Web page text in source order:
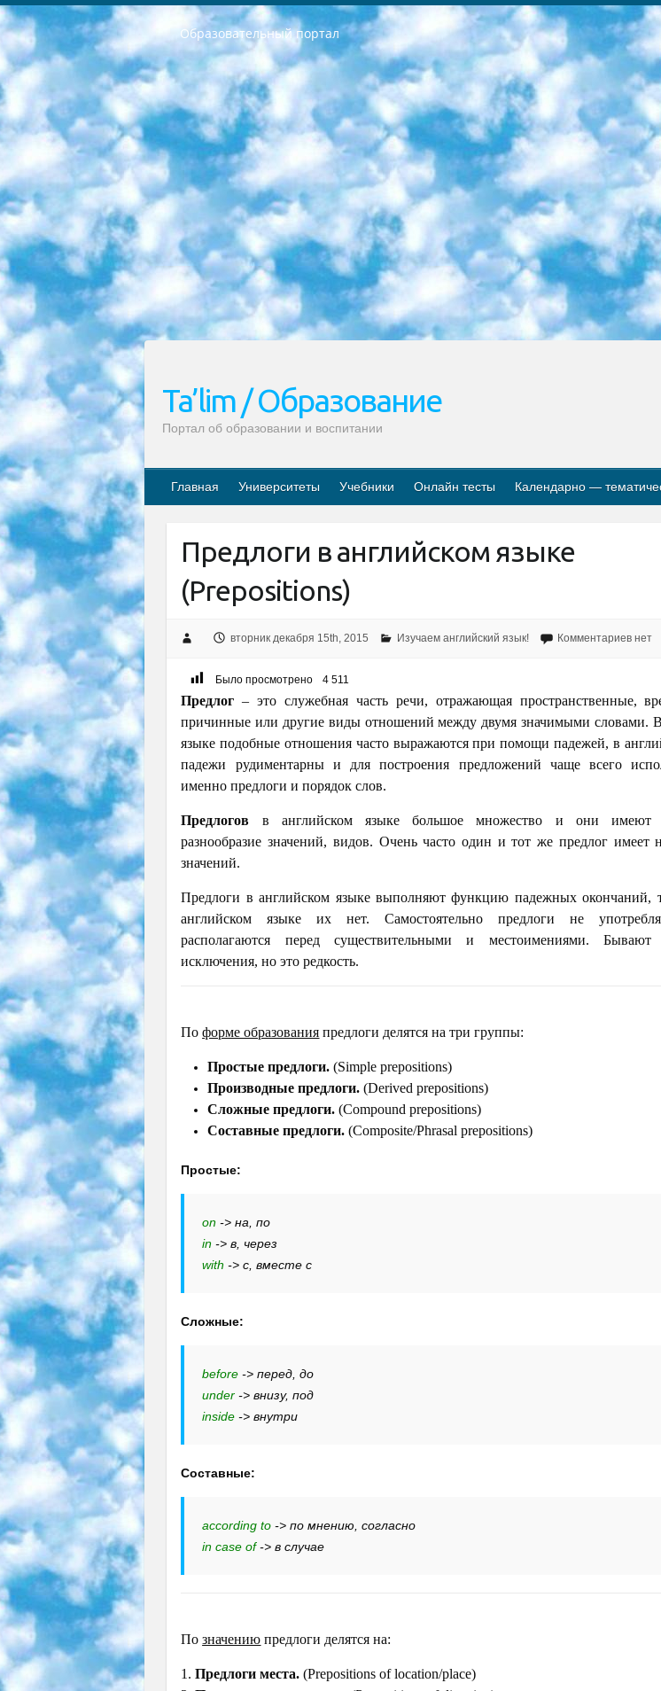
Образовательный портал
РЕСПУБЛИКА УЗБЕКИСТАН МИНИСТРЕРСТВО ДОШКОЛЬНОГО И ШКОЛЬНОГО ОБРАЗОВАНИЯ КОМАНДА в общеобразовательных учреждениях в 2023-2024 учебном году организация и проведение итоговой государственной аттестации обучающихся о Министра дошкольного и школьного образования Республики Узбекистан от 4 марта 2008 года (постановлением Минюста от 20 марта 2008 года № 1778 государственной регистрации) «Итоговое состояние учащихся общего среднего образования на основании положения об утверждении положения об аттестации общего среднего образования выпускной экзамен студентов в образовательных учреждениях в 2023-2024 учебном году В целях организации и прохождения аттестации приказываю: 1. Следующее: перечень предметов, по которым будет проводиться итоговая государственная аттестация и экзамен формы перевода согласно приложению 1; сертификаты международного образца, оценивающие уровень владения иностранными языками перечень согласно приложению 2; 2. Педагогический при специализированных образовательных учреждениях. научно-практический центр квалификации и международной оценки (Д.Давидова) 2024 г. До 25 марта: задания по предметам, по которым будет проводиться итоговая аттестация разработка и утверждение технических условий; итоговая аттестация на основании разработанного предметного задания разработка вопросов по предметам (устно и письменно), экзамен передача; общеобразовательные средние школы и специальные учебные заведения учащиеся выпускных классов школ и интернатов в агентской системе подготовка базы данных экзаменационных материалов и критериев оценки; перевод базы экзаменационных материалов на все языки обучения подать в Республиканский образовательный центр для изготовления; варианты экзаменов на основе разработанных контрольных материалов пусть будут поставлены задачи формирования. 3. Республиканский образовательный центр (Ш.Худайкулов) до 5 апреля 2024 года. до: база данных предоставленных экзаменационных материалов на все языки обучения перевод и экспертиза; для слепых, слабовидящих, глухих, слабослышащих и умственно отсталых детей учащиеся выпускных классов специализированных школ и школ-интернатов база данных экзаменационных материалов на всех преподаваемых языках подготовка критериев оценки; специализированные школы для умственно отсталых детей и технологии для учащихся выпускных классов школ-интернатов разработка соответствующих рекомендаций и критериев проведения ЕГЭ по естествознанию давать задания. 4. Педагогический при специализированных образовательных учреждениях. Научно-практический центр навыков и международной оценки (Д.Давидова), Республика образовательный центр (Худайкулов Ш.) итоговый государственный аттестационный экзамен ориентирован на творческое и логическое мышление при подготовке базы материалов учитывать введение заданий. 5. Следует отметить, что: сертификат государственного образца о знании общеобразовательного предмета и как минимум национальный уровень B1 по предметам на иностранных языках, указанным в Приложении 2. или международно признанный сертификат эквивалентного уровня студенты, изучающие определенный предмет, освобождаются от экзамена; по соответствующим предметам запланирована итоговая государственная аттестация за день до дня, путем жеребьевки Рабочей группой (в письменной форме по предметам, проводимым в форме) из числа сформированных вариантов выбрано 2 варианта; 2 выбранных варианта экзамена анонсированы на официальном сайте министерства и все выпускники по всей стране на основе этих вариантов проводит итоговую государственную аттестацию. 6. Государственное образование учащихся средних общеобразовательных учреждений. знания в соответствии с квалификационными требованиями, которые необходимо приобрести на основании стандартов итоговый (выпускной) контроль для 9 и 11 классов в целях тестирования Экзамены (далее – экзамены) состоят из предметов, перечисленных в приложении 1. будет сделано. 7. Экзамены пройдут с 26 мая по 15 июня 2024 г. (кроме науки физического воспитания). 8. Физическая для учащихся 9 классов общесредних образовательных учреждений. Экзамены по предмету «Образование, квалификация медицина» 1-6 мая 2024 года. сотрудники перевести под присмотр (с отклонениями в физическом или умственном развитии) специализированная школа для детей, школы-интернаты и со сколиозом школы-интернаты санаторного типа для больных детей исключены). 9. Он был слепым, слабовидящим и имел нарушения опорно-двигательного аппарата. экзамены в специализированных школах и интернатах для детей должны проводиться исходя из требований, предъявляемых к общеобразовательным учреждениям (физкультура кроме науки). 10. Специализированная школа для глухих и слабослышащих детей. и экзамены в интернатах и быть реализован в виде письменного теста по математике. 11. Специальность для умственно отсталых детей. Для 9 класса Родной язык и литературное письмо Государственный язык (язык обучения – узбекский). для неклассов) написано Математическое письмо Письменная/устная история Узбекистана Физическое воспитание практично Итоговый контроль Для 11 класса Написание родного языка и литературы (эссе) Математическое письмо Узбекский язык (обучение на узбекском языке) не посещающее общее среднее образование для учреждений)/Образовательное учреждение выбор письменный и устный Иностранный язык письменный/устный Письменная/устная история Узбекистана *По выбору студента:  Химия  Физика  Основы государственного права  География 10 бесплатных образовательных ресурсов - Мы составили подборку онлайн-проектов с интерактивными упражнениями, видеолекциями и статьями. Они помогут вам обрести новые и освежить
Ta’lim / Образование
Портал об образовании и воспитании
Главная Университеты Учебники Онлайн тесты Календарно —
Предлоги в английском языке
(Prepositions)
вторник декабря 15th, 2015 Изучаем английский язык! Комментариев нет
Было просмотрено 4 511
Предлог – это служебная часть речи, отражающая пространственные,
причинные или другие виды отношений между двумя значимыми словами.
языке подобные отношения часто выражаются при помощи падежей, в
падежи рудиментарны и для построения предложений чаще всего
именно предлоги и порядок слов.
Предлогов в английском языке большое множество и они имеют
разнообразие значений, видов. Очень часто один и тот же предлог имеет
значений.
Предлоги в английском языке выполняют функцию падежных окончаний,
английском языке их нет. Самостоятельно предлоги не
располагаются перед существительными и местоимениями. Бывают
исключения, но это редкость.
Поформе образования предлоги делятся на три группы:
Простые предлоги. (Simple prepositions)
Производные предлоги. (Derived prepositions)
Сложные предлоги. (Compound prepositions)
Составные предлоги. (Composite/Phrasal prepositions)
Простые:
on -> на, по
in -> в, через
with -> с, вместе с
Сложные:
before -> перед, до
under -> внизу, под
inside -> внутри
Составные:
according to -> по мнению, согласно
in case of-> в случае
Позначению предлоги делятся на:
1.Предлоги места. (Prepositions of location/place)